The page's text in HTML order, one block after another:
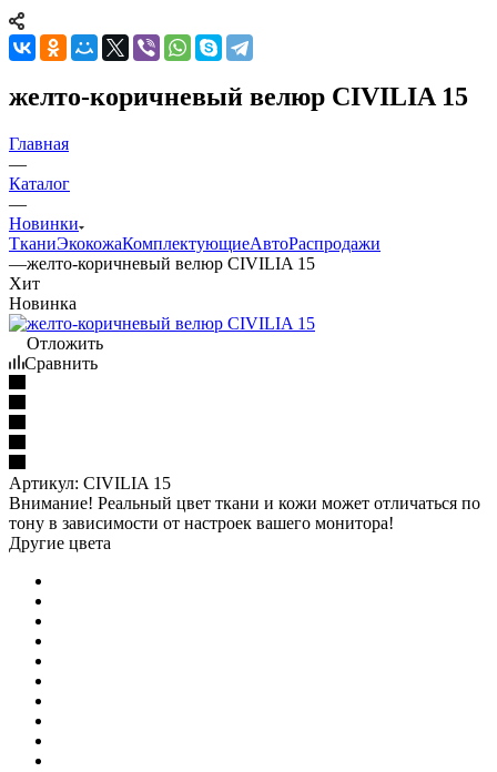
желто-коричневый велюр CIVILIA 15
Главная
—
Каталог
—
Новинки
ТканиЭкокожаКомплектующиеАвтоРаспродажи
—желто-коричневый велюр CIVILIA 15
Хит
Новинка
Отложить
Сравнить
Артикул: CIVILIA 15
Внимание! Реальный цвет ткани и кожи может отличаться по
тону в зависимости от настроек вашего монитора!
Другие цвета